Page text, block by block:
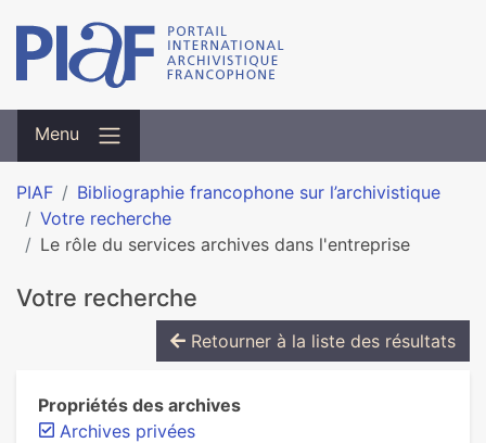
Menu
PIAF
Bibliographie francophone sur l’archivistique
Votre recherche
Le rôle du services archives dans l'entreprise
Votre recherche
Retourner à la liste des résultats
Propriétés des archives
Archives privées